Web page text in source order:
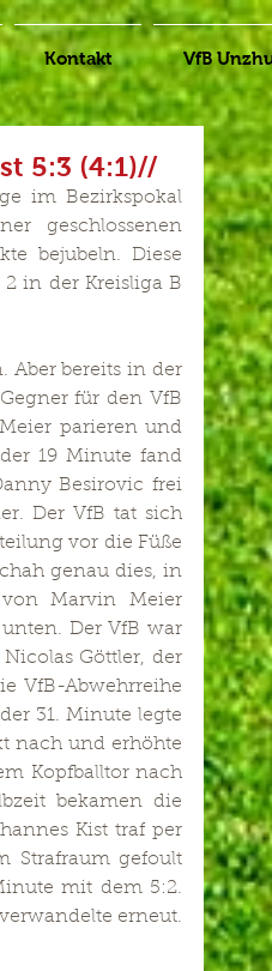
Kontakt VfB
5:3 (4:1)//
im Bezirkspokal
geschlossenen
bejubeln. Diese
in der Kreisliga B
Aber bereits in der
für den VfB
parieren und
19 Minute fand
Besirovic frei
Der VfB tat sich
vor die Füße
genau dies, in
Marvin Meier
Der VfB war
Göttler, der
VfB-Abwehrreihe
31. Minute legte
nach und erhöhte
Kopfballtor nach
bekamen die
Kist traf per
Strafraum gefoult
mit dem 5:2.
erneut.